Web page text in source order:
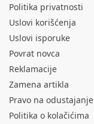
Politika privatnosti
Uslovi korišćenja
Uslovi isporuke
Povrat novca
Reklamacije
Zamena artikla
Pravo na
Politika o kolačićima